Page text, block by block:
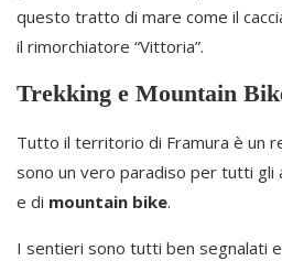
questo tratto di mare come il
il rimorchiatore “Vittoria”.
Trekking e Mountain
Tutto il territorio di Framura è un
sono un vero paradiso per tutti gli
e di mountain bike.
I sentieri sono tutti ben segnalati